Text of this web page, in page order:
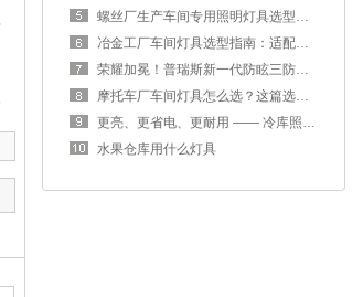
螺丝厂生产车间专用照明灯具选型方案
冶金工厂车间灯具选型指南：适配恶劣工况，筑牢安全照明防线
荣耀加冕！普瑞斯新一代防眩三防灯BC-L斩获2026阿拉丁神灯奖
摩托车厂车间灯具怎么选？这篇选型指南，帮你避坑又节能
更亮、更省电、更耐用 —— 冷库照明优选
水果仓库用什么灯具